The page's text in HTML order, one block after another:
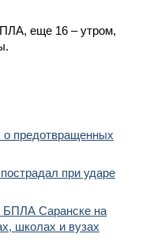
еще 16 – утром,
о предотвращенных
при ударе
БПЛА Саранске на
школах и вузах